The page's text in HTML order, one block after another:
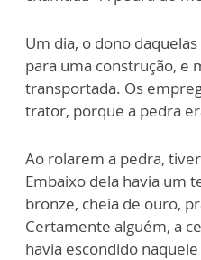
Um dia, o dono
para uma construção, e
transportada. Os
trator, porque a pedra
Ao rolarem a pedra,
Embaixo dela havia um
bronze, cheia de ouro,
Certamente alguém, a
havia escondido